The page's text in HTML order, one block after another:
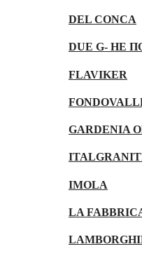
DEL CONCA
DUE G- НЕ
FLAVIKER
GARDENIA
IMOLA
LA